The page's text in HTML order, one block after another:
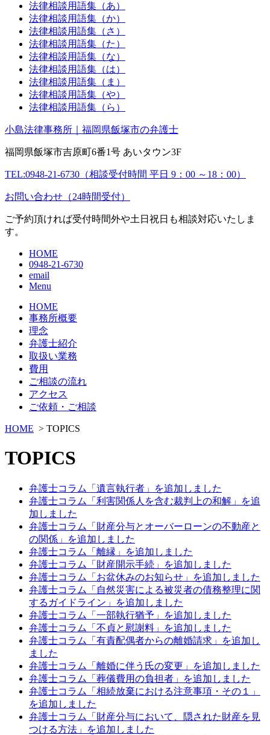
法律相談用語集（あ）
法律相談用語集（か）
法律相談用語集（さ）
法律相談用語集（た）
法律相談用語集（な）
法律相談用語集（は）
法律相談用語集（ま）
法律相談用語集（や）
法律相談用語集（ら）
小島法律事務所｜福岡県飯塚市の弁護士
福岡県飯塚市吉原町6番1号 あいタウン3F
TEL:0948-21-6730（相談受付時間 平日 9：00 ～18：00）
お問い合わせ（24時間受付）
ご予約頂ければ受付時間外や土日祝日も相談対応いたしま
す。
HOME
0948-21-6730
email
Menu
HOME
事務所概要
理念
弁護士紹介
取扱い業務
費用
ご相談の流れ
アクセス
ご依頼・ご相談
HOME > TOPICS
TOPICS
弁護士コラム「遺言執行者」を追加しました
弁護士コラム「利害関係人を含む裁判上の和解」を追
加しました
弁護士コラム「財産分与とオーバーローンの不動産と
の関係」を追加しました
弁護士コラム「離縁」を追加しました
弁護士コラム「財産開示手続」を追加しました
弁護士コラム「お盆休みのお知らせ」を追加しました
弁護士コラム「自然災害による被災者の債務整理に関
するガイドライン」を追加しました
弁護士コラム「一部執行猶予」を追加しました
弁護士コラム「不貞と慰謝料」を追加しました
弁護士コラム「有責配偶者からの離婚請求」を追加し
ました
弁護士コラム「離婚に伴う氏の変更」を追加しました
弁護士コラム「葬儀費用の負担者」を追加しました
弁護士コラム「相続放棄における注意事項・その１」
を追加しました
弁護士コラム「財産分与において、隠された財産を見
つける方法」を追加しました